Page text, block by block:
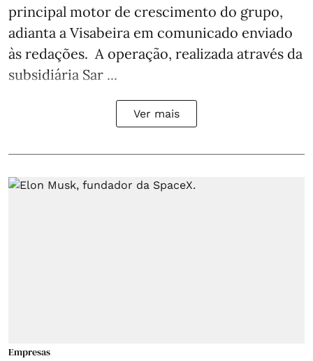
principal motor de crescimento do grupo,
adianta a Visabeira em comunicado enviado
às redações. A operação, realizada através da
subsidiária Sar ...
Ver mais
Empresas